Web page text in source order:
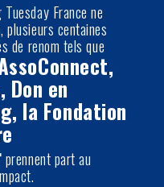
France ne
plusieurs centaines
de renom tels que
Don en
la Fondation
prennent part au